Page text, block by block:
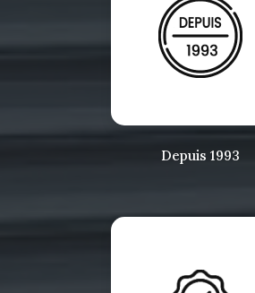
Depuis 1993